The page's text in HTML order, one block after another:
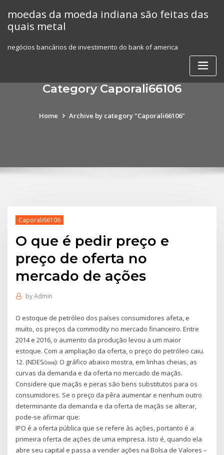
content
moedas da moeda indiana são feitas das
quais metal
negócios bancários de investimento do bank of america
Category Caporali66106
Home Archive by category "Caporali66106"
Caporali66106
O que é pedir preço e
preço de oferta no
mercado de ações
byAdmin
O estoque de petróleo dos países consumidores afeta, e
muito, os preços da commodity no mercado financeiro. Entre
2014 e 2016, o aumento da produção levou a um maior
estoque. Com a ampliação da oferta, o preço do petróleo caiu.
12. (NDES⁄2008): O gráfico abaixo mostra, em linhas cheias, as
curvas da demanda e da oferta no mercado de maçãs.
Considere que maçãs e peras são bens substitutos para os
consumidores. Se o preço da pêra aumentar e nenhum outro
determinante da demanda e da oferta de maçãs se alterar,
pode-se afirmar que:
IPO é a oferta pública que se refere às ações, portanto é a
primeira oferta de ações de uma empresa. Isto é, quando ela
abre seu capital e passa a vender ações na Bolsa de Valores –